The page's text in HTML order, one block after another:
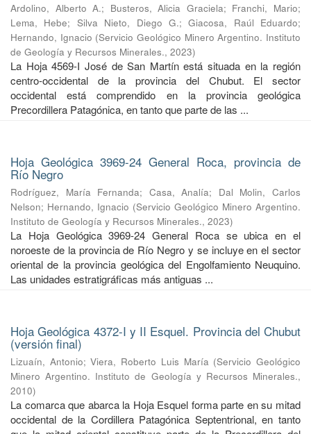
Ardolino, Alberto A.; Busteros, Alicia Graciela; Franchi, Mario;
Lema, Hebe; Silva Nieto, Diego G.;Giacosa, Raúl Eduardo;
Hernando, Ignacio (Servicio Geológico Minero Argentino. Instituto
de Geología y Recursos Minerales., 2023)
La Hoja 4569-I José de San Martín está situada en la región
centro-occidental de la provincia del Chubut. El sector
occidental está comprendido en la provincia geológica
Precordillera Patagónica, en tanto que parte de las ...
Hoja Geológica 3969-24 General Roca, provincia de
Río Negro
Rodríguez, María Fernanda; Casa, Analía; Dal Molin, Carlos
Nelson; Hernando, Ignacio (Servicio Geológico Minero Argentino.
Instituto de Geología y Recursos Minerales., 2023)
La Hoja Geológica 3969-24 General Roca se ubica en el
noroeste de la provincia de Río Negro y se incluye en el sector
oriental de la provincia geológica del Engolfamiento Neuquino.
Las unidades estratigráficas más antiguas ...
Hoja Geológica 4372-I y II Esquel. Provincia del Chubut
(versión final)
Lizuaín, Antonio;Viera, Roberto Luis María (Servicio Geológico
Minero Argentino. Instituto de Geología y Recursos Minerales.,
2010)
La comarca que abarca la Hoja Esquel forma parte en su mitad
occidental de la Cordillera Patagónica Septentrional, en tanto